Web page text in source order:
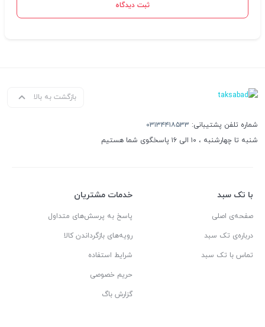
ثبت دیدگاه
بازگشت به بالا
شماره تلفن پشتیبانی: ۰۳۱۳۴۴۱۸۵۳۳
شنبه تا چهارشنبه ، ۱۰ الی ۱۶ پاسخگوی شما هستیم
با تک سبد
صفحه‌ی اصلی
درباره‌ی تک سبد
تماس با تک سبد
خدمات مشتریان
پاسخ به پرسش‌های متداول
رویه‌های بازگرداندن کالا
شرایط استفاده
حریم خصوصی
گزارش باگ